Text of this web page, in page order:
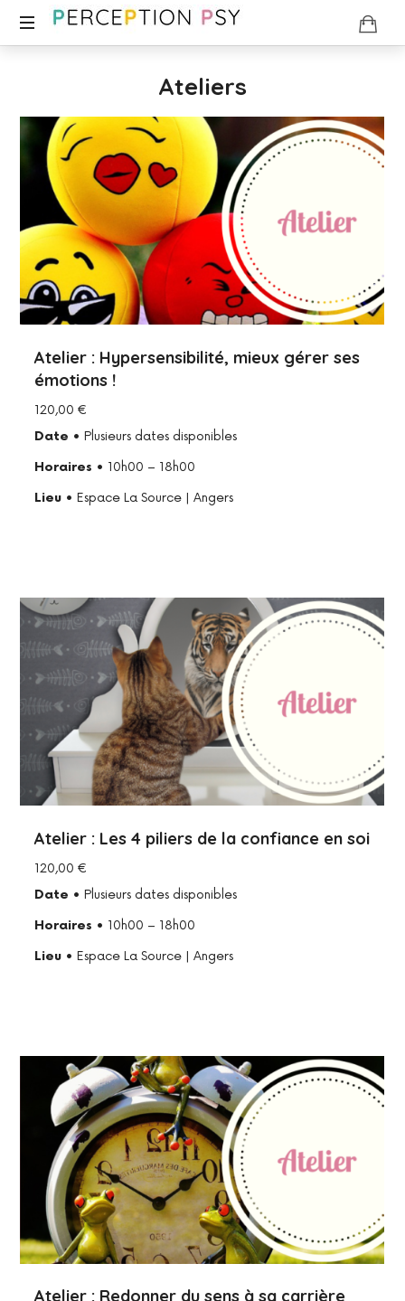
Perception
|
Amandine
Branget,
Confiance
en
Estime
de
soi,
PNL
Ateliers
Atelier : Hypersensibilité, mieux gérer ses
émotions !
120,00 €
Date • Plusieurs dates disponibles
Horaires • 10h00 – 18h00
Lieu • Espace La Source | Angers
Atelier : Les 4 piliers de la confiance en soi
120,00 €
Date • Plusieurs dates disponibles
Horaires • 10h00 – 18h00
Lieu • Espace La Source | Angers
Atelier : Redonner du sens à sa carrière